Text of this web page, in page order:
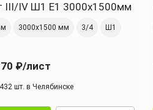
III/IV Ш1 Е1 3000x1500мм
3000х1500 мм 3/4 Ш1
₽/лист
432 шт. в Челябинске